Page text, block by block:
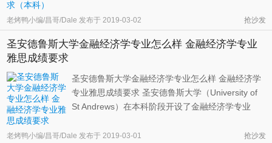
MA（master of art）和BSc（bachelor of
science）。前者适合想要学习人文科目的同学，后
者适合想要学习自然科目的同学。两者在管理学核
老烤鸭小编/昌哥/Dale 发布于 2019-03-02 抢沙发
圣安德鲁斯大学金融经济学专业怎么样 金融经济学专业
雅思成绩要求
圣安德鲁斯大学金融经济学专业怎么样 金融经济学
专业雅思成绩要求 圣安德鲁斯大学（University of
St Andrews）在本科阶段开设了金融经济学专业
MA（Master of Arts）和BSc（Bachelor of
老烤鸭小编/昌哥/Dale 发布于 2019-03-01 抢沙发